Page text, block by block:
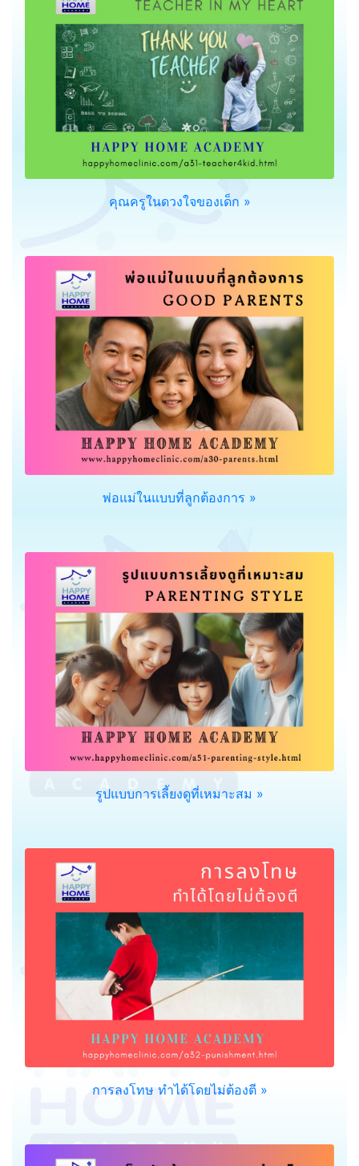
คุณครูในดวงใจของเด็ก »
พ่อแม่ในแบบที่ลูกต้องการ »
รูปแบบการเลี้ยงดูที่เหมาะสม »
การลงโทษ ทำได้โดยไม่ต้องตี »